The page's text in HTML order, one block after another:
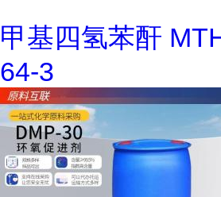
甲基四氢苯酐
64-3